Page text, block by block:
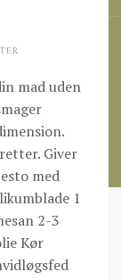
mad uden
Giver
med
1
2-3
Kør